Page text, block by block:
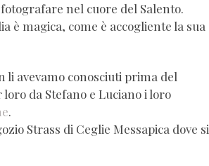
nel cuore del Salento.
è magica, come è accogliente la sua
li avevamo conosciuti prima del
da Stefano e Luciano i loro
.
Strass di Ceglie Messapica dove si